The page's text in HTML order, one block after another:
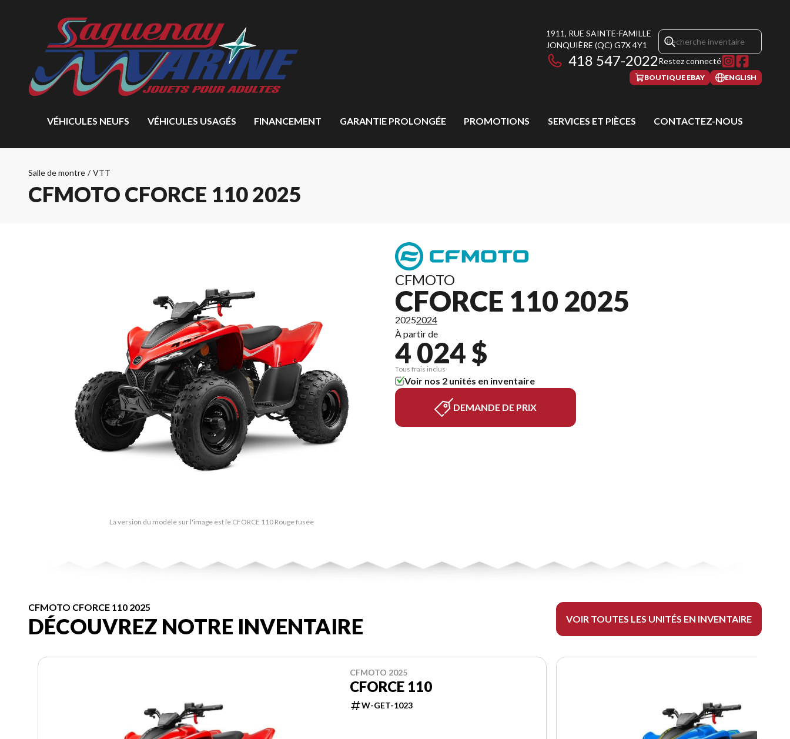
1911, RUE SAINTE-FAMILLE
JONQUIÈRE (QC) G7X 4Y1
418 547-2022Restez connecté
BOUTIQUE EBAY ENGLISH
VÉHICULES NEUFS VÉHICULES USAGÉS FINANCEMENT GARANTIE PROLONGÉE PROMOTIONS SERVICES ET PIÈCES CONTACTEZ-NOUS
Salle de montre / VTT
CFMOTO CFORCE 110 2025
La version du modèle sur l'image est le CFORCE 110 Rouge fusée
CFMOTO
CFORCE 110 2025
20252024
À partir de
4 024 $
Tous frais inclus
Voir nos 2 unités en inventaire
DEMANDE DE PRIX
CFMOTO CFORCE 110 2025
DÉCOUVREZ NOTRE INVENTAIRE VOIR TOUTES LES UNITÉS EN INVENTAIRE
CFMOTO 2025
CFORCE 110
W-GET-1023